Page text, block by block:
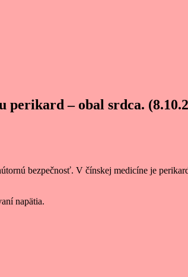
– obal srdca.
bezpečnosť. V čínskej medicíne je
napätia.